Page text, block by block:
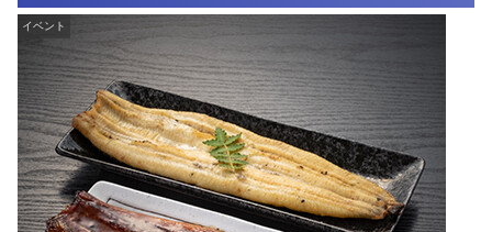
イベント